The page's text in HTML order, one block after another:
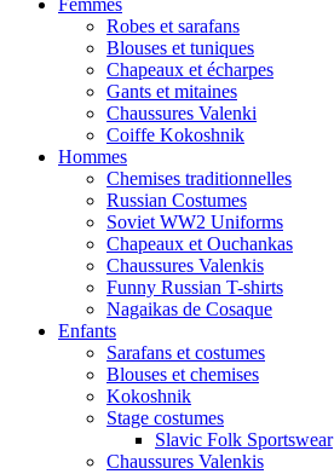
Femmes
Robes et sarafans
Blouses et tuniques
Chapeaux et écharpes
Gants et mitaines
Chaussures Valenki
Coiffe Kokoshnik
Hommes
Chemises traditionnelles
Russian Costumes
Soviet WW2 Uniforms
Chapeaux et Ouchankas
Chaussures Valenkis
Funny Russian T-shirts
Nagaikas de Cosaque
Enfants
Sarafans et costumes
Blouses et chemises
Kokoshnik
Stage costumes
Slavic Folk Sportswear
Chaussures Valenkis